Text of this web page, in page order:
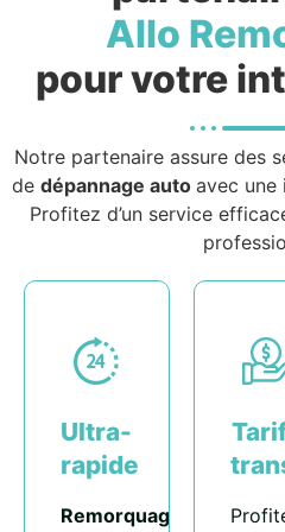
Allo
pour votre
Notre partenaire assure des
de dépannage auto avec une
Profitez d’un service
Ultra-
rapide
Remorquage